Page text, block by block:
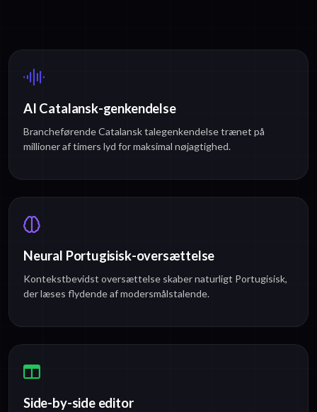
AI Catalansk-genkendelse
Brancheførende Catalansk talegenkendelse trænet på
millioner af timers lyd for maksimal nøjagtighed.
Neural Portugisisk-oversættelse
Kontekstbevidst oversættelse skaber naturligt Portugisisk,
der læses flydende af modersmålstalende.
Side-by-side editor